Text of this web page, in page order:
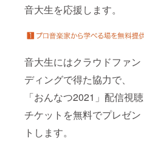
音大生を応援します。
音大生にはクラウドファン
ディングで得た協力で、
「おんなつ2021」配信視聴
チケットを無料でプレゼン
トします。